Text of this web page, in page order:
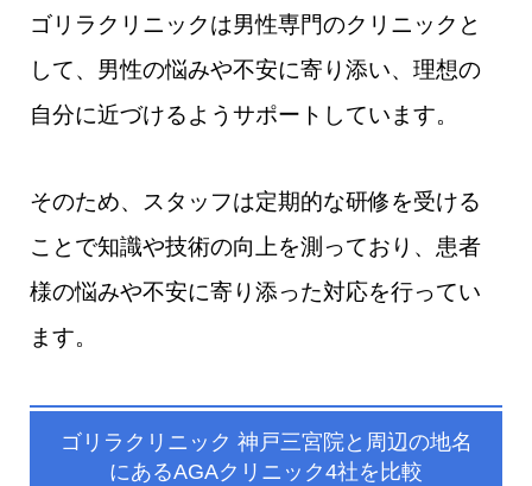
ゴリラクリニックは男性専門のクリニックと
して、男性の悩みや不安に寄り添い、理想の
自分に近づけるようサポートしています。
そのため、スタッフは定期的な研修を受ける
ことで知識や技術の向上を測っており、患者
様の悩みや不安に寄り添った対応を行ってい
ます。
ゴリラクリニック 神戸三宮院と 周辺の地名
にあるAGAクリニック4社を比較